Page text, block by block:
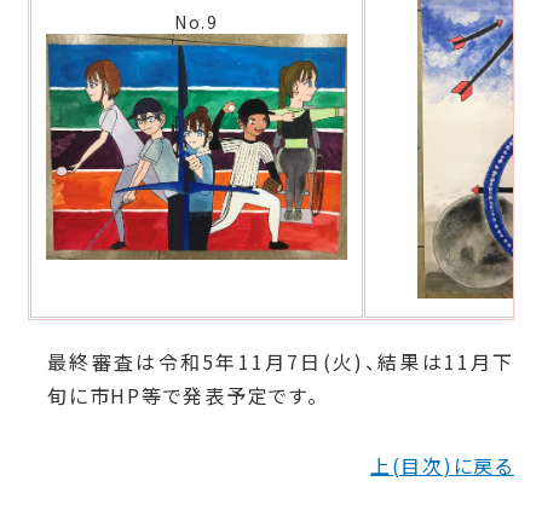
No.9
最終審査は令和5年11月7日(火)、結果は11月下
旬に市HP等で発表予定です。
上(目次)に戻る